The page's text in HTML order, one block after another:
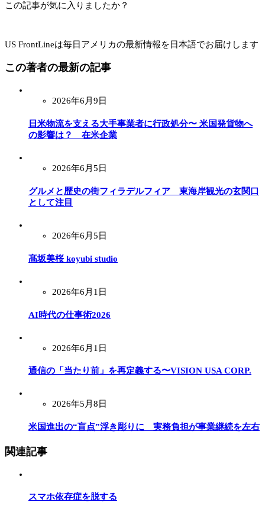
この記事が気に入りましたか？
US FrontLineは毎日アメリカの最新情報を日本語でお届けします
この著者の最新の記事
2026年6月9日
日米物流を支える大手事業者に行政処分〜 米国発貨物へ
の影響は？ 在米企業
2026年6月5日
グルメと歴史の街フィラデルフィア 東海岸観光の玄関口
として注目
2026年6月5日
髙坂美桜 koyubi studio
2026年6月1日
AI時代の仕事術2026
2026年6月1日
通信の「当たり前」を再定義する〜VISION USA CORP.
2026年5月8日
米国進出の“盲点”浮き彫りに 実務負担が事業継続を左右
関連記事
スマホ依存症を脱する